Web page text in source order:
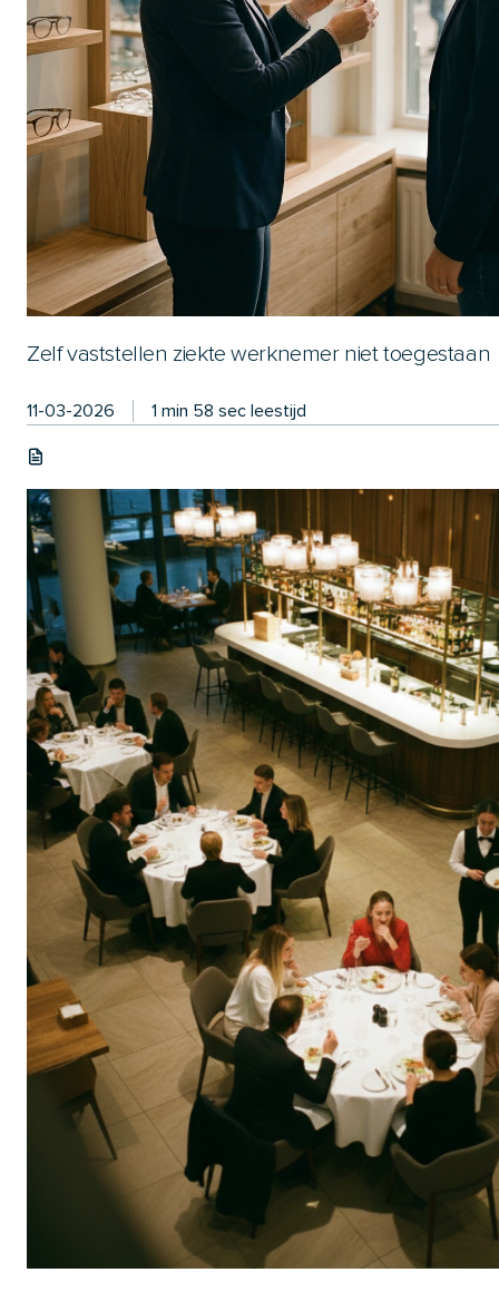
Zelf vaststellen ziekte werknemer niet toegestaan
11-03-2026 1 min 58 sec leestijd